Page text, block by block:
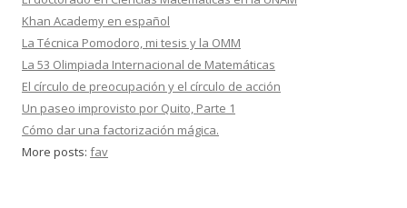
Khan Academy en español
La Técnica Pomodoro, mi tesis y la OMM
La 53 Olimpiada Internacional de Matemáticas
El círculo de preocupación y el círculo de acción
Un paseo improvisto por Quito, Parte 1
Cómo dar una factorización mágica.
More posts: fav